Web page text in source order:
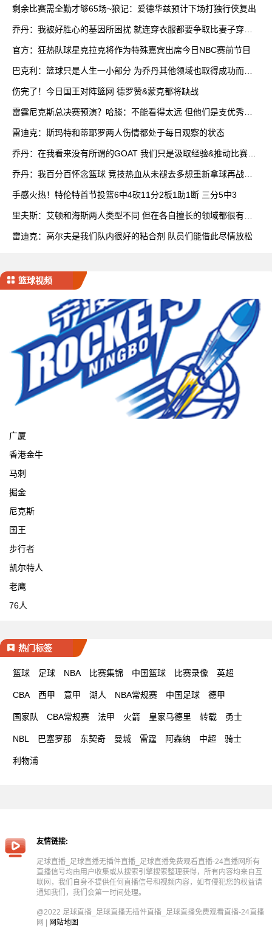
剩余比赛需全勤才够65场~狼记：爱德华兹预计下场打独行侠复出
乔丹：我被好胜心的基因所困扰 就连穿衣服都要争取比妻子穿得
官方：狂热队球星克拉克将作为特殊嘉宾出席今日NBC赛前节目
巴克利：篮球只是人生一小部分 为乔丹其他领域也取得成功而自
伤完了！今日国王对阵篮网 德罗赞&蒙克都将缺战
雷霆尼克斯总决赛预演？哈滕：不能看得太远 但他们是支优秀球
雷迪克：斯玛特和蒂耶罗两人伤情都处于每日观察的状态
乔丹：在我看来没有所谓的GOAT 我们只是汲取经验&推动比赛发
乔丹：我百分百怀念篮球 竞技热血从未褪去多想重新拿球再战一
手感火热！特伦特首节投篮6中4砍11分2板1助1断 三分5中3
里夫斯：艾顿和海斯两人类型不同 但在各自擅长的领域都很有效
雷迪克：高尔夫是我们队内很好的粘合剂 队员们能借此尽情放松
篮球视频
广厦
香港金牛
马刺
掘金
尼克斯
国王
步行者
凯尔特人
老鹰
76人
热门标签
篮球 足球 NBA 比赛集锦 中国篮球 比赛录像 英超
CBA 西甲 意甲 湖人 NBA常规赛 中国足球 德甲
国家队 CBA常规赛 法甲 火箭 皇家马德里 转载 勇士
NBL 巴塞罗那 东契奇 曼城 雷霆 阿森纳 中超 骑士
利物浦
友情链接:
足球直播_足球直播无插件直播_足球直播免费观看直播-24直播网所有
直播信号均由用户收集或从搜索引擎搜索整理获得，所有内容均来自互
联网，我们自身不提供任何直播信号和视频内容，如有侵犯您的权益请
通知我们，我们会第一时间处理。
@2022 足球直播_足球直播无插件直播_足球直播免费观看直播-24直播
网 |
网站地图